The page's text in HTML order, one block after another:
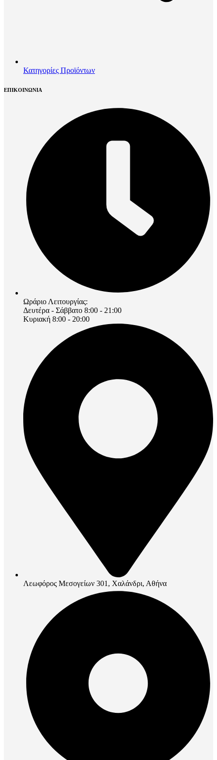
Κατηγορίες Προϊόντων
ΕΠΙΚΟΙΝΩΝΙΑ
Ωράριο Λειτουργίας:
Δευτέρα - Σάββατο 8:00 - 21:00
Κυριακή 8:00 - 20:00
Λεωφόρος Μεσογείων 301, Χαλάνδρι, Αθήνα